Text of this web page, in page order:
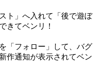
ト」へ入れて「後で遊ぼ
きてベンリ！
「フォロー」して、バグ
作通知が表示されてベン